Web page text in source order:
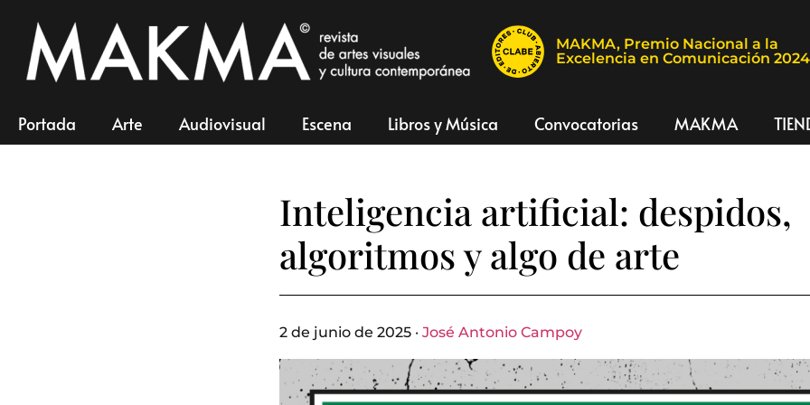
MAKMA, Premio Nacional a la
Excelencia en Comunicación 2024
Portada Arte Audiovisual Escena Libros y Música Convocatorias MAKMA
Inteligencia artificial: despidos,
algoritmos y algo de arte
2 de junio de 2025 · José Antonio Campoy